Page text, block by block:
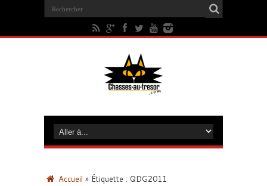
Accueil » Étiquette : QDG2011